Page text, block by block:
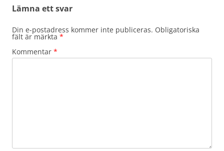
Lämna ett svar
Din e-postadress kommer inte publiceras. Obligatoriska
fält är märkta *
Kommentar *